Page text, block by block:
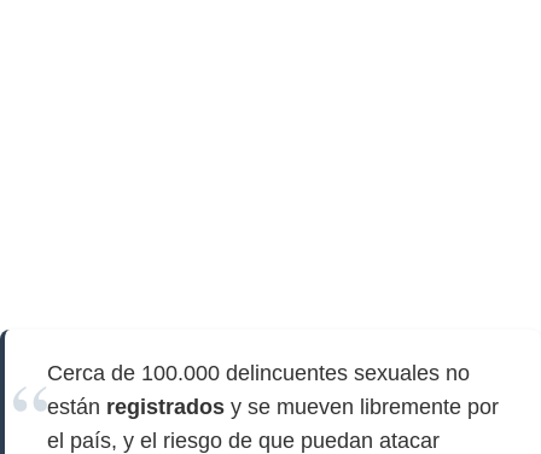
Cerca de 100.000 delincuentes sexuales no
están registrados y se mueven libremente por
el país, y el riesgo de que puedan atacar